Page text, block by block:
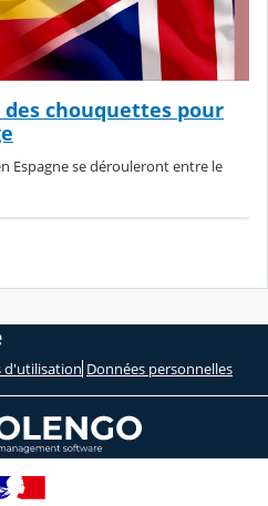
chouquettes pour
Espagne se dérouleront entre le
d'utilisation Données personnelles